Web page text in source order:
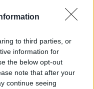
to third parties, or
information for
the below opt-out
note that after your
continue seeing
ψυχή σας αλλά
«ζεστά»